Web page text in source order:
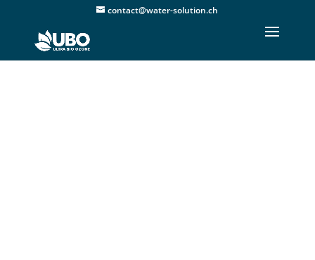
contact@water-solution.ch